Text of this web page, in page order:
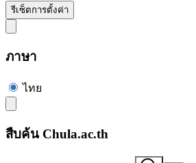
รีเซ็ตการตั้งค่า
ภาษา
ไทย
สืบค้น Chula.ac.th